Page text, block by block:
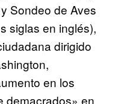
Sondeo de Aves
siglas en inglés),
dirigido
en los
demacrados» en